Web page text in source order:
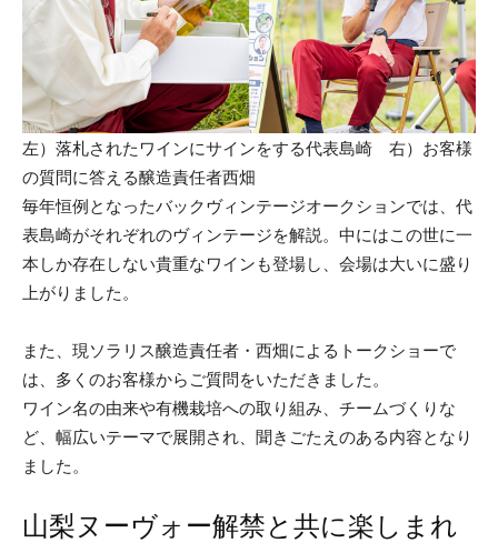
左）落札されたワインにサインをする代表島崎 右）お客様
の質問に答える醸造責任者西畑
毎年恒例となったバックヴィンテージオークションでは、代
表島崎がそれぞれのヴィンテージを解説。中にはこの世に一
本しか存在しない貴重なワインも登場し、会場は大いに盛り
上がりました。
また、現ソラリス醸造責任者・西畑によるトークショーで
は、多くのお客様からご質問をいただきました。
ワイン名の由来や有機栽培への取り組み、チームづくりな
ど、幅広いテーマで展開され、聞きごたえのある内容となり
ました。
山梨ヌーヴォー解禁と共に楽しまれ